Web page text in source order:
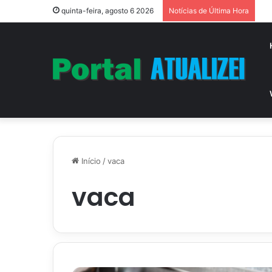
quinta-feira, agosto 6 2026 Notícias de Última Hora
Início /vaca
vaca